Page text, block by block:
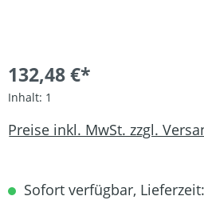
132,48 €*
Inhalt: 1
Preise inkl. MwSt. zzgl.
Sofort verfügbar,